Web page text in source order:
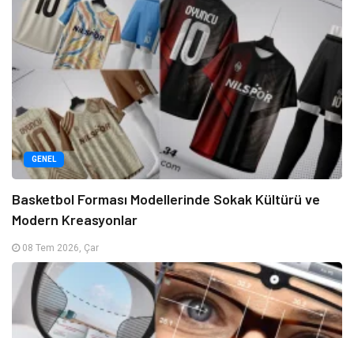
GENEL
Basketbol Forması Modellerinde Sokak Kültürü ve
Modern Kreasyonlar
08 Tem 2026, Çar